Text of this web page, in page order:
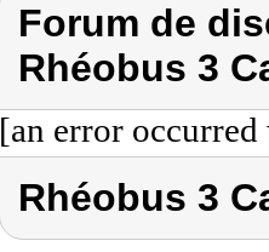
Forum de
Rhéobus 3
[an error
Rhéobus 3